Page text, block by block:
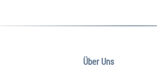
Über Uns